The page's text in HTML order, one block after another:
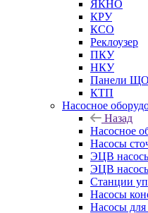
ЯКНО
КРУ
КСО
Реклоузер
ПКУ
НКУ
Панели ЩО
КТП
Насосное
Назад
Насосное
Насосы
ЭЦВ
ЭЦВ
Станции
Насосы
Насосы для